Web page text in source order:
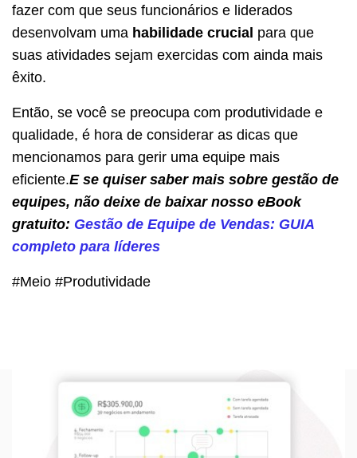
fazer com que seus funcionários e liderados
desenvolvam uma habilidade crucial para que
suas atividades sejam exercidas com ainda mais
êxito.
Então, se você se preocupa com produtividade e
qualidade, é hora de considerar as dicas que
mencionamos para gerir uma equipe mais
eficiente.E se quiser saber mais sobre gestão de
equipes, não deixe de baixar nosso eBook
gratuito: Gestão de Equipe de Vendas: GUIA
completo para líderes
#Meio #Produtividade